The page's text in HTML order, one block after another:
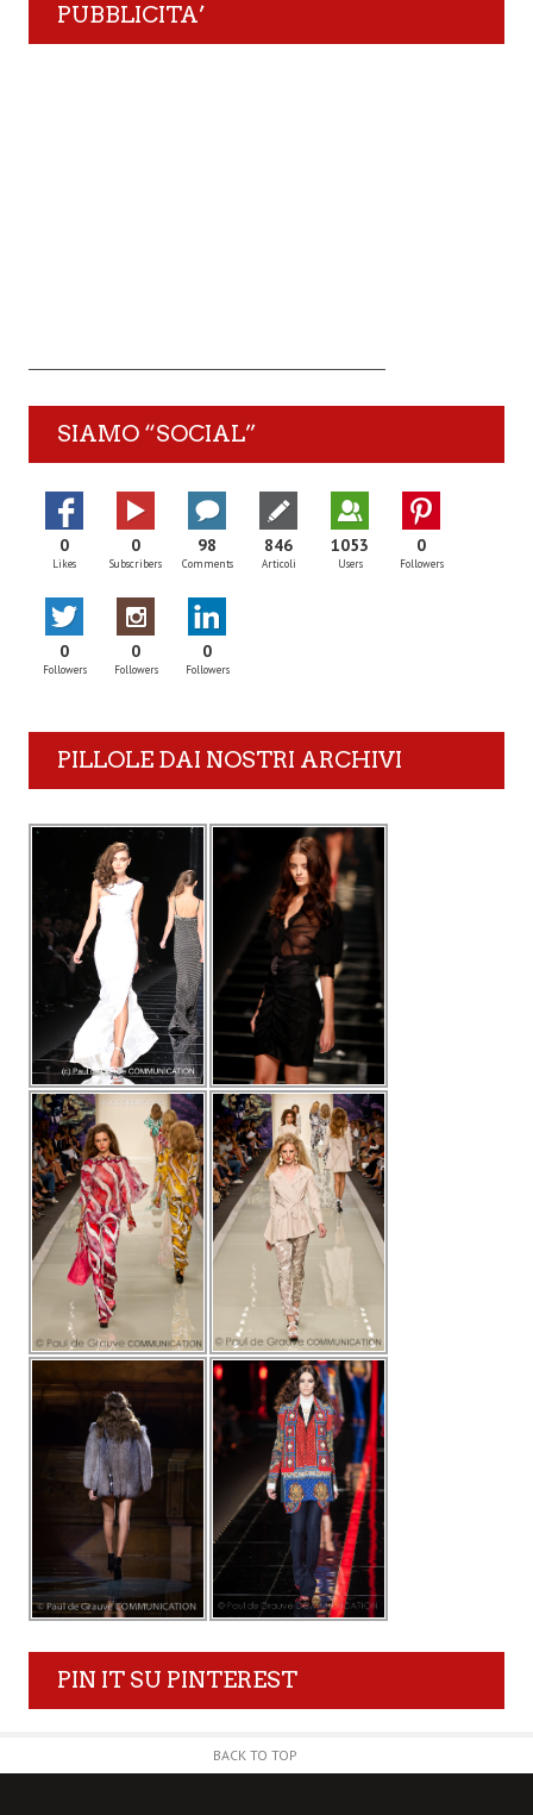
PUBBLICITA’
SIAMO “SOCIAL”
0
Likes
0
Subscribers
98
Comments
846
Articoli
1053
Users
0
Followers
0
Followers
0
Followers
0
Followers
PILLOLE DAI NOSTRI ARCHIVI
PIN IT SU PINTEREST
BACK TO TOP